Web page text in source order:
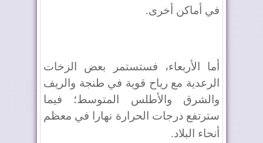
في أماكن أخرى.
أما الأربعاء، فستستمر بعض الزخات
الرعدية مع رياح قوية في طنجة والريف
والشرق والأطلس المتوسط؛ فيما
سترتفع درجات الحرارة نهارا في معظم
أنحاء البلاد.